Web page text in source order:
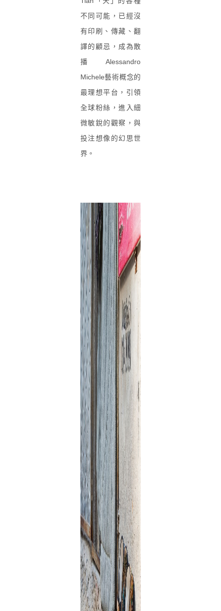
不同可能，已經沒
有印刷、傳藏、翻
譯的顧忌，成為散
播Alessandro
Michele藝術概念的
最理想平台，引領
全球粉絲，進入細
微敏銳的觀察，與
投注想像的幻思世
界。